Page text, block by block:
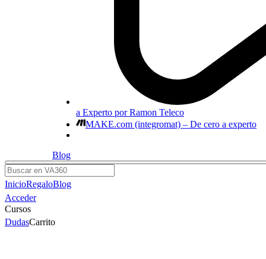
a Experto por Ramon Teleco
MAKE.com (integromat) – De cero a experto
Blog
Buscar
InicioRegaloBlog
Acceder
Cursos
DudasCarrito